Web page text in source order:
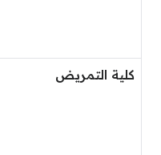
كلية التمريض